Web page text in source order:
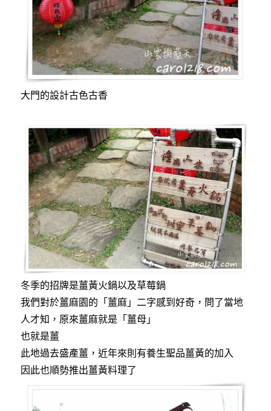
大門的設計古色古香
冬季的招牌是薑黃火鍋以及草莓鍋
我們對於薑麻園的「薑麻」二字感到好奇，問了當地
人才知，原來薑麻就是「薑母」
也就是薑
此地過去盛產薑，近年來則有養生聖品薑黃的加入
因此也順勢推出薑黃料理了